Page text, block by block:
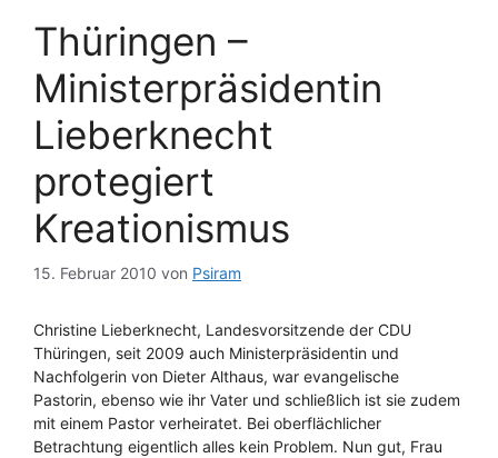
Thüringen –
Ministerpräsidentin
Lieberknecht
protegiert
Kreationismus
15. Februar 2010 von Psiram
Christine Lieberknecht, Landesvorsitzende der CDU
Thüringen, seit 2009 auch Ministerpräsidentin und
Nachfolgerin von Dieter Althaus, war evangelische
Pastorin, ebenso wie ihr Vater und schließlich ist sie zudem
mit einem Pastor verheiratet. Bei oberflächlicher
Betrachtung eigentlich alles kein Problem. Nun gut, Frau